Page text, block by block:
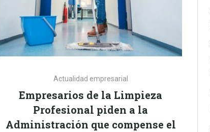
Actualidad empresarial
Empresarios de la Limpieza
Profesional piden a la
Administración que compense el